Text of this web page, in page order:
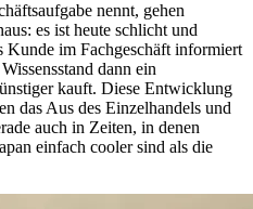
nennt, gehen
es ist heute schlicht und
Kunde im Fachgeschäft informiert
dann ein
kauft. Diese Entwicklung
das Aus des Einzelhandels und
auch in Zeiten, in denen
einfach cooler sind als die